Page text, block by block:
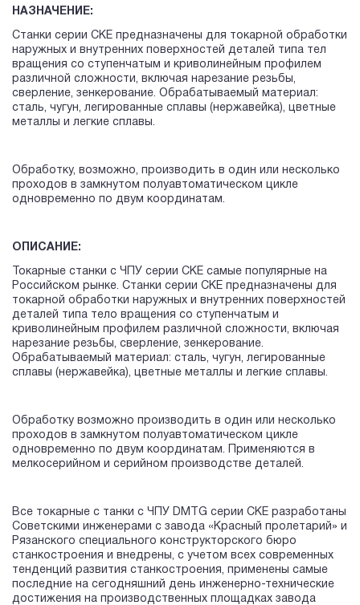
НАЗНАЧЕНИЕ:
Станки серии СКЕ предназначены для токарной обработки
наружных и внутренних поверхностей деталей типа тел
вращения со ступенчатым и криволинейным профилем
различной сложности, включая нарезание резьбы,
сверление, зенкерование. Обрабатываемый материал:
сталь, чугун, легированные сплавы (нержавейка), цветные
металлы и легкие сплавы.
Обработку, возможно, производить в один или несколько
проходов в замкнутом полуавтоматическом цикле
одновременно по двум координатам.
ОПИСАНИЕ:
Токарные станки с ЧПУ серии CKE самые популярные на
Российском рынке. Станки серии СКЕ предназначены для
токарной обработки наружных и внутренних поверхностей
деталей типа тело вращения со ступенчатым и
криволинейным профилем различной сложности, включая
нарезание резьбы, сверление, зенкерование.
Обрабатываемый материал: сталь, чугун, легированные
сплавы (нержавейка), цветные металлы и легкие сплавы.
Обработку возможно производить в один или несколько
проходов в замкнутом полуавтоматическом цикле
одновременно по двум координатам. Применяются в
мелкосерийном и серийном производстве деталей.
Все токарные с танки с ЧПУ DMTG серии СКЕ разработаны
Советскими инженерами с завода «Красный пролетарий» и
Рязанского специального конструкторского бюро
станкостроения и внедрены, с учетом всех современных
тенденций развития станкостроения, применены самые
последние на сегодняшний день инженерно-технические
достижения на производственных площадках завода